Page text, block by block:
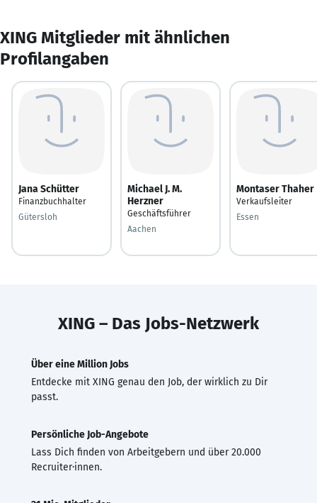
XING Mitglieder mit ähnlichen
Profilangaben
Jana Schütter
Finanzbuchhalter
Gütersloh
Michael J. M.
Herzner
Geschäftsführer
Aachen
Montaser Thaher
Verkaufsleiter
Essen
XING – Das Jobs-Netzwerk
Über eine Million Jobs
Entdecke mit XING genau den Job, der wirklich zu Dir
passt.
Persönliche Job-Angebote
Lass Dich finden von Arbeitgebern und über 20.000
Recruiter·innen.